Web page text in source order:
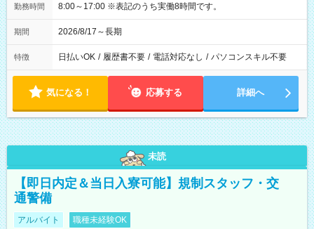
勤務時間 8:00～17:00 ※表記のうち実働8時間です。
期間 2026/8/17～長期
特徴 日払いOK / 履歴書不要 / 電話対応なし / パソコンスキル不要
気になる！ 応募する 詳細へ
未読
【即日内定＆当日入寮可能】規制スタッフ・交
通警備
アルバイト 職種未経験OK